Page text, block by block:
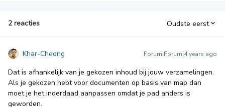
2 reacties Oudste eerst
Khar-Cheong Forum|Forum|4 years ago
Dat is afhankelijk van je gekozen inhoud bij jouw verzamelingen.
Als je gekozen hebt voor documenten op basis van map dan
moet je het inderdaad aanpassen omdat je pad anders is
geworden.